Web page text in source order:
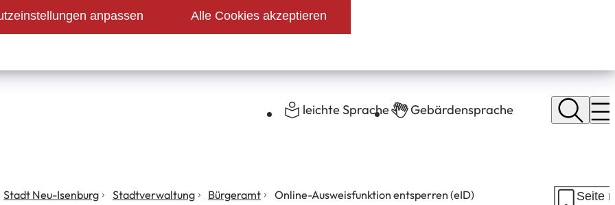
anpassen Alle Cookies akzeptieren
leichte Sprache Gebärdensprache
Stadt Neu-Isenburg Stadtverwaltung Bürgeramt Online-Ausweisfunktion entsperren (eID) Seite